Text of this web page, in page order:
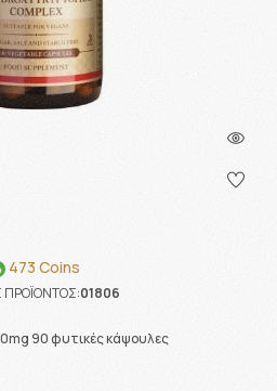
473 Coins
ΠΡΟΪΟΝΤΟΣ:01806
90 φυτικές κάψουλες